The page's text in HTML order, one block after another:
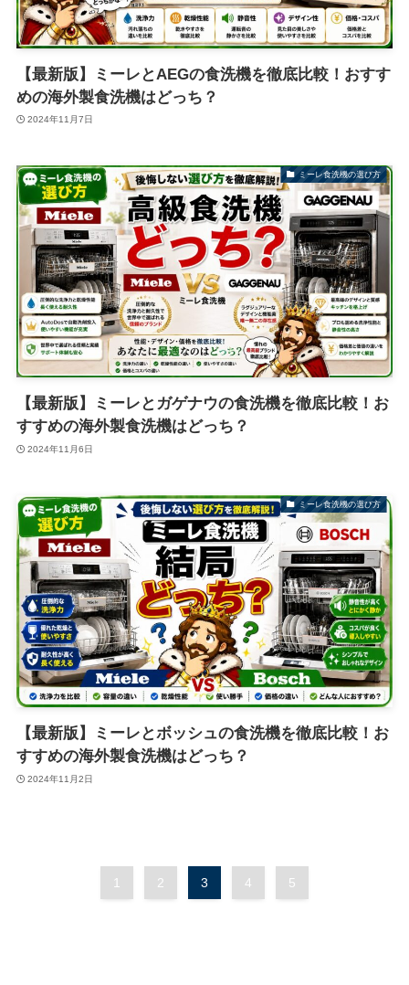
【最新版】ミーレとAEGの食洗機を徹底比較！おすす
めの海外製食洗機はどっち？
2024年11月7日
ミーレ食洗機の選び方
【最新版】ミーレとガゲナウの食洗機を徹底比較！お
すすめの海外製食洗機はどっち？
2024年11月6日
ミーレ食洗機の選び方
【最新版】ミーレとボッシュの食洗機を徹底比較！お
すすめの海外製食洗機はどっち？
2024年11月2日
1 2 3 4 5